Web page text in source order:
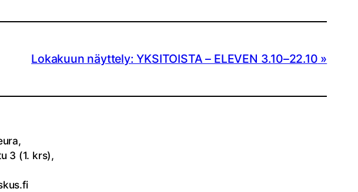
Lokakuun näyttely: YKSITOISTA – ELEVEN 3.10–22.10
3 (1. krs),